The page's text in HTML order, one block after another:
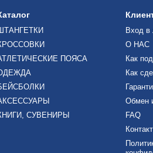
ПОЯСА
СУВЕНИРЫ
Вход в
О НАС
Как
Как
Обмен
FAQ